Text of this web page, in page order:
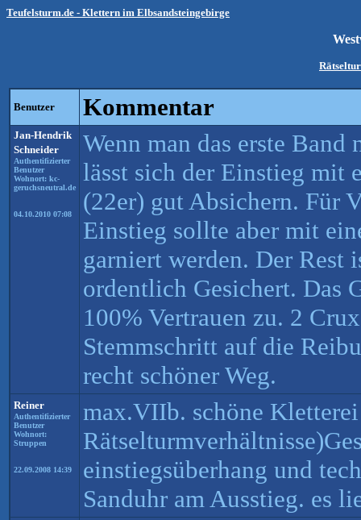
Teufelsturm.de - Klettern im Elbsandsteingebirge
Benutzer Kommentar
Jan-Hendrik
Schneider
Authentifizierter
Benutzer
Wohnort: kc-
geruchsneutral.de
04.10.2010 07:08
Wenn man das erste Band
lässt sich der Einstieg mit
(22er) gut Absichern. Für
Einstieg sollte aber mit
garniert werden. Der
ordentlich Gesichert. Das
100% Vertrauen zu. 2
Stemmschritt auf die
recht schöner Weg.
Reiner
Authentifizierter
Benutzer
Wohnort:
Struppen
22.09.2008 14:39
max.VIIb. schöne
einstiegsüberhang und
Sanduhr am Ausstieg. es